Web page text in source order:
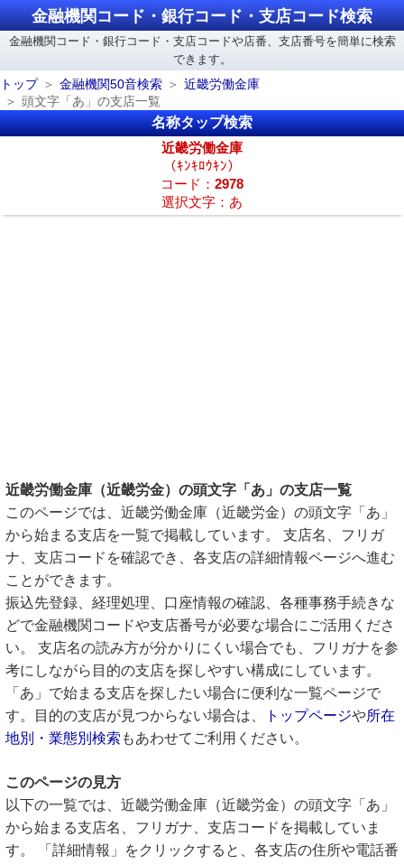
金融機関コード・銀行コード・支店コード検索
金融機関コード・銀行コード・支店コードや店番、支店番号を簡単に検索
できます。
トップ
金融機関50音検索
近畿労働金庫
頭文字「あ」の支店一覧
名称タップ検索
近畿労働金庫
（ｷﾝｷﾛｳｷﾝ）
コード： 2978
選択文字：あ
近畿労働金庫（近畿労金）の頭文字「あ」の支店一覧
このページでは、近畿労働金庫（近畿労金）の頭文字「あ」
から始まる支店を一覧で掲載しています。 支店名、フリガ
ナ、支店コードを確認でき、各支店の詳細情報ページへ進む
ことができます。
振込先登録、経理処理、口座情報の確認、各種事務手続きな
どで金融機関コードや支店番号が必要な場合にご活用くださ
い。 支店名の読み方が分かりにくい場合でも、フリガナを参
考にしながら目的の支店を探しやすい構成にしています。
「あ」で始まる支店を探したい場合に便利な一覧ページで
す。目的の支店が見つからない場合は、
トップページや所在
地別・業態別検索 もあわせてご利用ください。
このページの見方
以下の一覧では、近畿労働金庫（近畿労金）の頭文字「あ」
から始まる支店名、フリガナ、支店コードを掲載していま
す。 「詳細情報」をクリックすると、各支店の住所や電話番